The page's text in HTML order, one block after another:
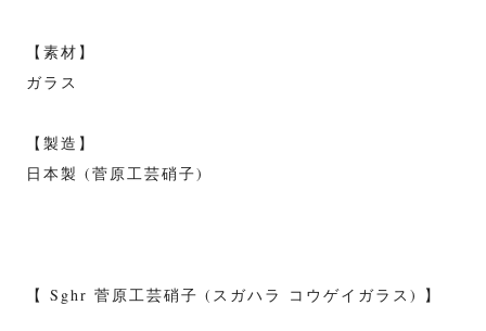
【素材】
ガラス
【製造】
日本製 (菅原工芸硝子)
【 Sghr 菅原工芸硝子 (スガハラ コウゲイガラス) 】